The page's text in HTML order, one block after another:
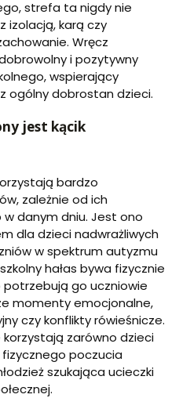
strefa ta nigdy nie
izolacją, karą czy
Wręcz
i pozytywny
wspierający
ogólny dobrostan dzieci.
jest kącik
bardzo
zależnie od ich
danym dniu. Jest ono
dla dzieci nadwrażliwych
w spektrum autyzmu
hałas bywa fizycznie
potrzebują go uczniowie
momenty emocjonalne,
czy konflikty rówieśnicze.
zarówno dzieci
poczucia
szukająca ucieczki